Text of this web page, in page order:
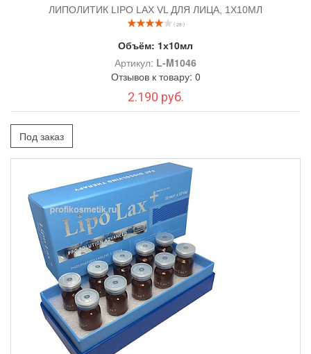
ЛИПОЛИТИК LIPO LAX VL ДЛЯ ЛИЦА, 1Х10МЛ
( 28 )
Объём: 1х10мл
Артикул: L-M1046
Отзывов к товару: 0
2.190 руб.
Под заказ